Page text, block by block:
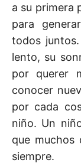
a su primera
para
todos
lento, su
por querer
conocer
por cada
niño. Un
que muchos
siempre.